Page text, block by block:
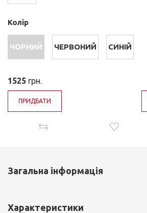
Колір
ЧОРНИЙ ЧЕРВОНИЙ СИНІЙ
1525 грн.
ПРИДБАТИ
Загальна інформація
Характеристики